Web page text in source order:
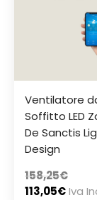
Ventilatore
Soffitto LED
De Sanctis
Design
158,25€
113,05€Iva